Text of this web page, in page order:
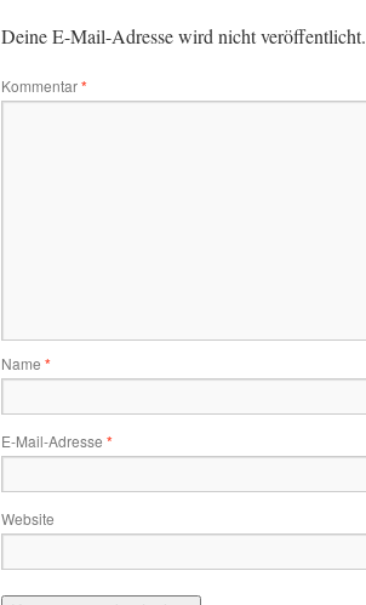
Deine E-Mail-Adresse wird nicht veröffentlicht.
Kommentar*
Name *
E-Mail-Adresse *
Website